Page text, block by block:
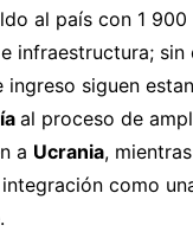
al país con 1
infraestructura; sin
ingreso siguen
al proceso de
a Ucrania,
como